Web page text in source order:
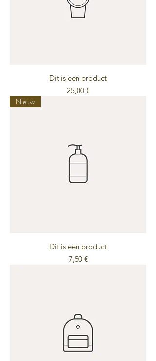
Dit is een product
Preis
25,00 €
Nieuw
Dit is een product
Preis
7,50 €